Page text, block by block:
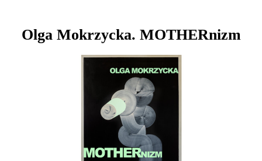
Olga Mokrzycka. MOTHERnizm